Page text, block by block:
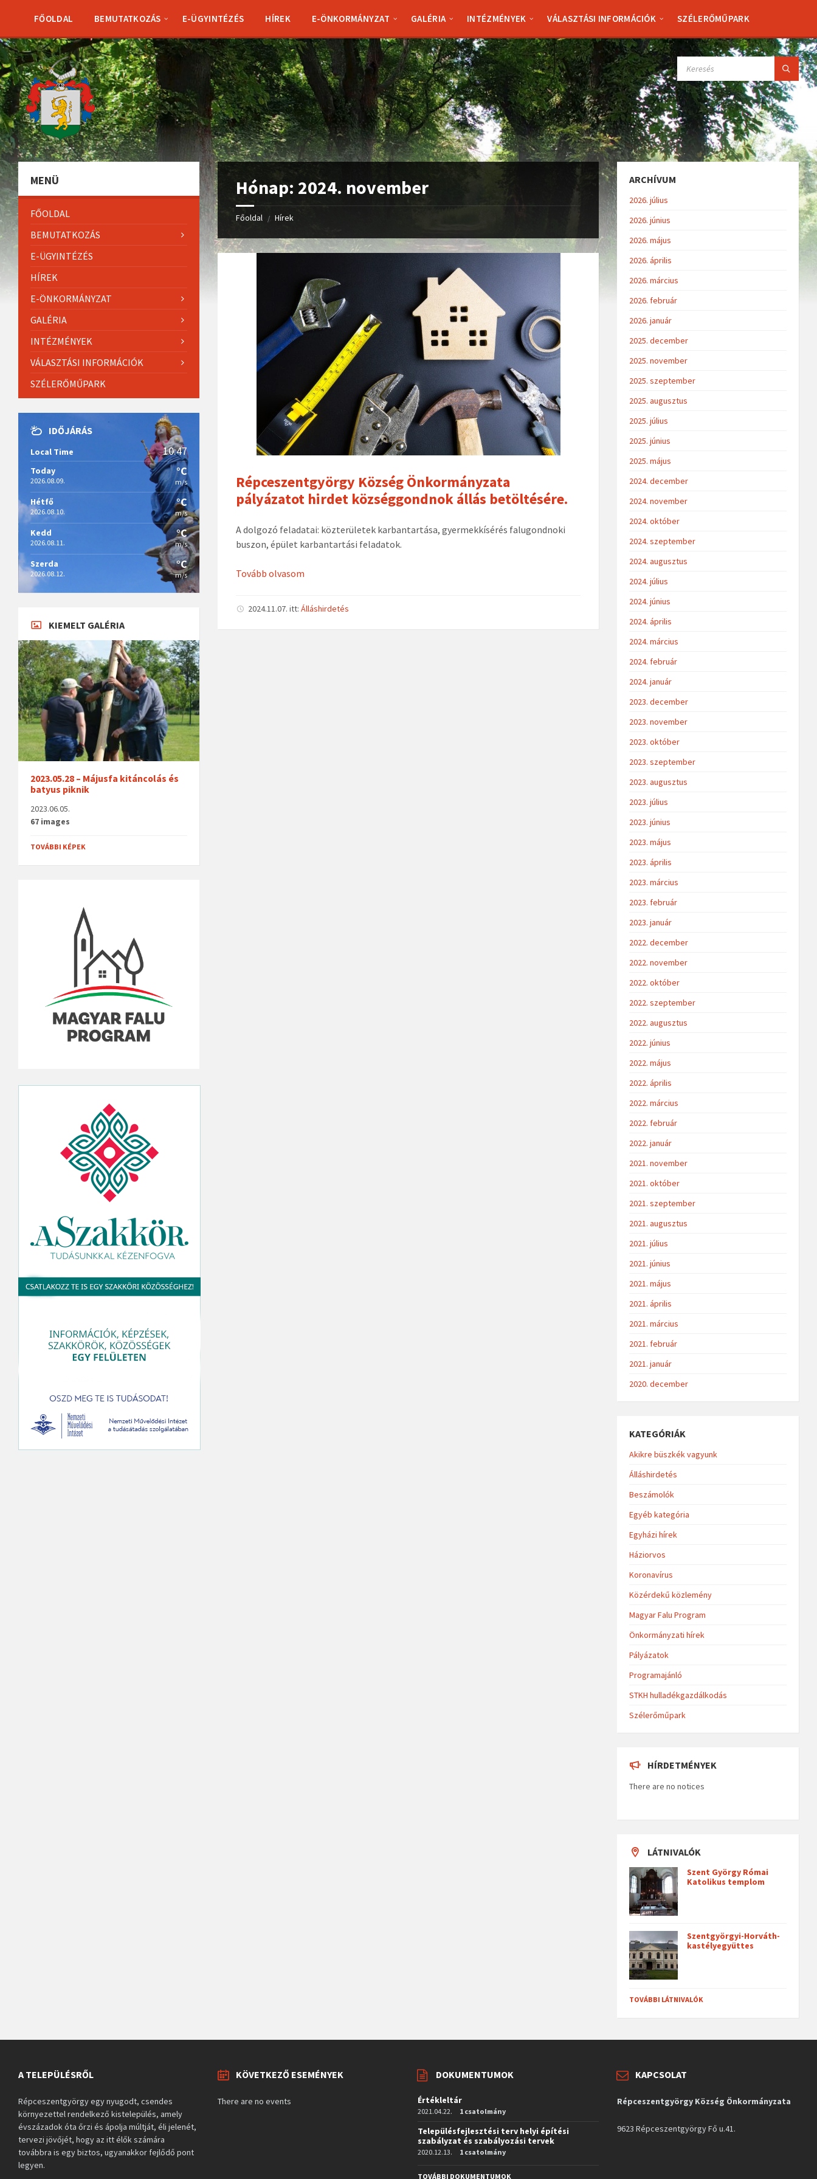
sidebar
sidebar
FŐOLDAL BEMUTATKOZÁS E-ÜGYINTÉZÉS HÍREK E-ÖNKORMÁNYZAT GALÉRIA INTÉZMÉNYEK VÁLASZTÁSI INFORMÁCIÓK SZÉLERŐMŰPARK
Hónap: 2024. november
Főoldal / Hírek
Répceszentgyörgy Község Önkormányzata
pályázatot hirdet községgondnok állás betöltésére.
A dolgozó feladatai: közterületek karbantartása, gyermekkísérés falugondnoki
buszon, épület karbantartási feladatok.
Tovább olvasom
2024.11.07.itt:Álláshirdetés
MENÜ
FŐOLDAL
BEMUTATKOZÁS
E-ÜGYINTÉZÉS
HÍREK
E-ÖNKORMÁNYZAT
GALÉRIA
INTÉZMÉNYEK
VÁLASZTÁSI INFORMÁCIÓK
SZÉLERŐMŰPARK
IDŐJÁRÁS
Local Time 10:47
Today
2026.08.09.
°C
m/s
Hétfő
2026.08.10.
°C
m/s
Kedd
2026.08.11.
°C
m/s
Szerda
2026.08.12.
°C
m/s
KIEMELT GALÉRIA
2023.05.28 – Májusfa kitáncolás és
batyus piknik
2023.06.05.
67 images
TOVÁBBI KÉPEK
ARCHÍVUM
2026. július
2026. június
2026. május
2026. április
2026. március
2026. február
2026. január
2025. december
2025. november
2025. szeptember
2025. augusztus
2025. július
2025. június
2025. május
2024. december
2024. november
2024. október
2024. szeptember
2024. augusztus
2024. július
2024. június
2024. április
2024. március
2024. február
2024. január
2023. december
2023. november
2023. október
2023. szeptember
2023. augusztus
2023. július
2023. június
2023. május
2023. április
2023. március
2023. február
2023. január
2022. december
2022. november
2022. október
2022. szeptember
2022. augusztus
2022. június
2022. május
2022. április
2022. március
2022. február
2022. január
2021. november
2021. október
2021. szeptember
2021. augusztus
2021. július
2021. június
2021. május
2021. április
2021. március
2021. február
2021. január
2020. december
KATEGÓRIÁK
Akikre büszkék vagyunk
Álláshirdetés
Beszámolók
Egyéb kategória
Egyházi hírek
Háziorvos
Koronavírus
Közérdekű közlemény
Magyar Falu Program
Önkormányzati hírek
Pályázatok
Programajánló
STKH hulladékgazdálkodás
Szélerőműpark
HÍRDETMÉNYEK
There are no notices
LÁTNIVALÓK
Szent György Római
Katolikus templom
Szentgyörgyi-Horváth-
kastélyegyüttes
TOVÁBBI LÁTNIVALÓK
A TELEPÜLÉSRŐL
Répceszentgyörgy egy nyugodt, csendes
környezettel rendelkező kistelepülés, amely
évszázadok óta őrzi és ápolja múltját, éli jelenét,
tervezi jövőjét, hogy az itt élők számára
továbbra is egy biztos, ugyanakkor fejlődő pont
legyen.
KÖVETKEZŐ ESEMÉNYEK
There are no events
DOKUMENTUMOK
Értékleltár
2021.04.22. 1 csatolmány
Településfejlesztési terv helyi építési
szabályzat és szabályozási tervek
2020.12.13. 1 csatolmány
TOVÁBBI DOKUMENTUMOK
KAPCSOLAT
Répceszentgyörgy Község Önkormányzata
9623 Répceszentgyörgy Fő u.41.